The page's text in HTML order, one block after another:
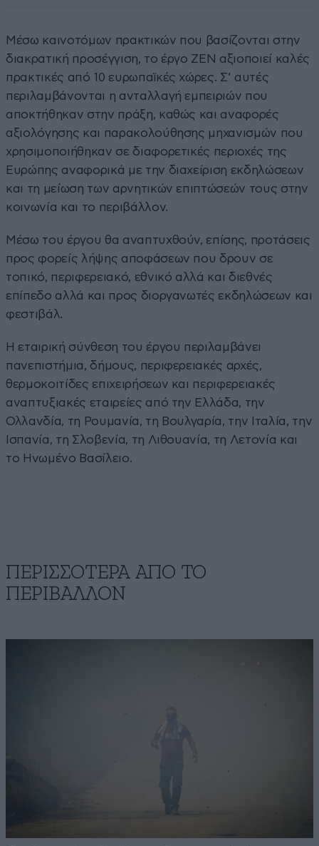
Μέσω καινοτόμων πρακτικών που βασίζονται στην
διακρατική προσέγγιση, το έργο ΖΕΝ αξιοποιεί καλές
πρακτικές από 10 ευρωπαϊκές χώρες. Σ’ αυτές
περιλαμβάνονται η ανταλλαγή εμπειριών που
αποκτήθηκαν στην πράξη, καθώς και αναφορές
αξιολόγησης και παρακολούθησης μηχανισμών που
χρησιμοποιήθηκαν σε διαφορετικές περιοχές της
Ευρώπης αναφορικά με την διαχείριση εκδηλώσεων
και τη μείωση των αρνητικών επιπτώσεών τους στην
κοινωνία και το περιβάλλον.
Μέσω του έργου θα αναπτυχθούν, επίσης, προτάσεις
προς φορείς λήψης αποφάσεων που δρουν σε
τοπικό, περιφερειακό, εθνικό αλλά και διεθνές
επίπεδο αλλά και προς διοργανωτές εκδηλώσεων και
φεστιβάλ.
Η εταιρική σύνθεση του έργου περιλαμβάνει
πανεπιστήμια, δήμους, περιφερειακές αρχές,
θερμοκοιτίδες επιχειρήσεων και περιφερειακές
αναπτυξιακές εταιρείες από την Ελλάδα, την
Ολλανδία, τη Ρουμανία, τη Βουλγαρία, την Ιταλία, την
Ισπανία, τη Σλοβενία, τη Λιθουανία, τη Λετονία και
το Ηνωμένο Βασίλειο.
ΠΕΡΙΣΣΟΤΕΡΑ ΑΠΟ ΤΟ
ΠΕΡΙΒΑΛΛΟΝ